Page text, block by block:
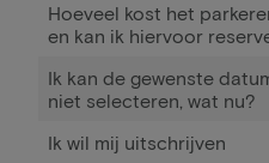
Hoeveel kost het
en kan ik hiervoor
Ik kan de gewenste
niet selecteren, wat nu?
Ik wil mij uitschrijven